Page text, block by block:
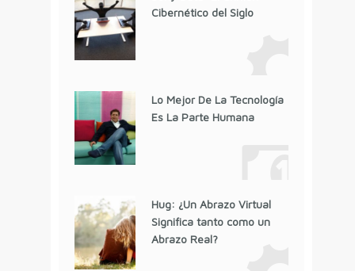
Cibernético del Siglo
Lo Mejor De La Tecnología
Es La Parte Humana
Hug: ¿Un Abrazo Virtual
Significa tanto como un
Abrazo Real?